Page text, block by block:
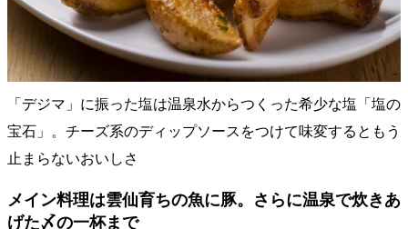
「デジマ」に振った塩は温泉水からつくった希少な塩「塩の
宝石」。チーズ系のディップソースをつけて味変するともう
止まらないおいしさ
メイン料理は雲仙育ちの魚に豚。さらに温泉で炊きあ
げた〆の一杯まで